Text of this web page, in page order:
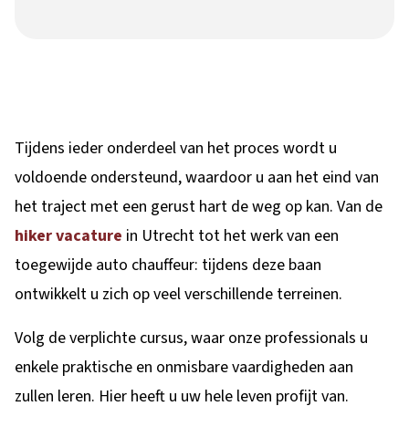
Tijdens ieder onderdeel van het proces wordt u
voldoende ondersteund, waardoor u aan het eind van
het traject met een gerust hart de weg op kan. Van de
hiker vacature in Utrecht tot het werk van een
toegewijde auto chauffeur: tijdens deze baan
ontwikkelt u zich op veel verschillende terreinen.
Volg de verplichte cursus, waar onze professionals u
enkele praktische en onmisbare vaardigheden aan
zullen leren. Hier heeft u uw hele leven profijt van.